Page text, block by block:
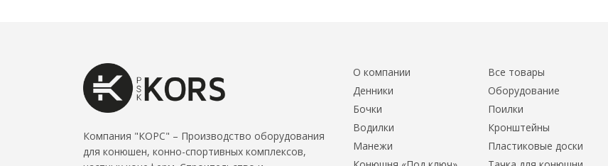
Компания "КОРС" – Производство оборудования
для конюшен, конно-спортивных комплексов,
О компании
Денники
Бочки
Водилки
Манежи
Все товары
Оборудование
Поилки
Кронштейны
Пластиковые доски